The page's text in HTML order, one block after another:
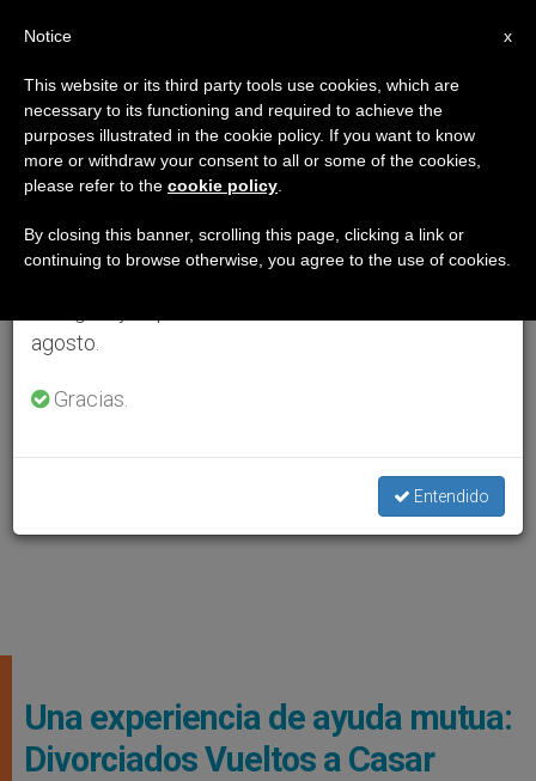
Una experiencia de ayuda mutua:
Divorciados Vueltos a Casar
×
Aviso importante
Del 27 de julio al 7 de agosto haremos la pausa
anual, aprovechando que en el periodo de verano
se generan menos informaciones y también el
agosto.
Gracias.
Entendido
x
Notice
This website or its third party tools use cookies, which are
necessary to its functioning and required to achieve the
purposes illustrated in the cookie policy. If you want to know
more or withdraw your consent to all or some of the cookies,
please refer to the cookie policy
By closing this banner, scrolling this page, clicking a link or
continuing to browse otherwise, you agree to the use of cookies.